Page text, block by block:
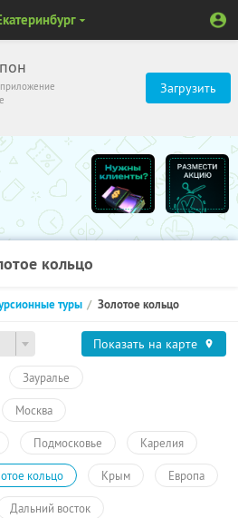
Загрузить
кольцо
туры Золотое кольцо
Показать на карте
Зауралье
Москва
Подмосковье Карелия
кольцо Крым Европа
Дальний восток